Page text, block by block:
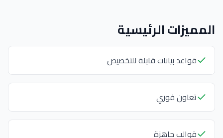
المميزات الرئيسية
قواعد بيانات قابلة للتخصيص
تعاون فوري
قوالب جاهزة